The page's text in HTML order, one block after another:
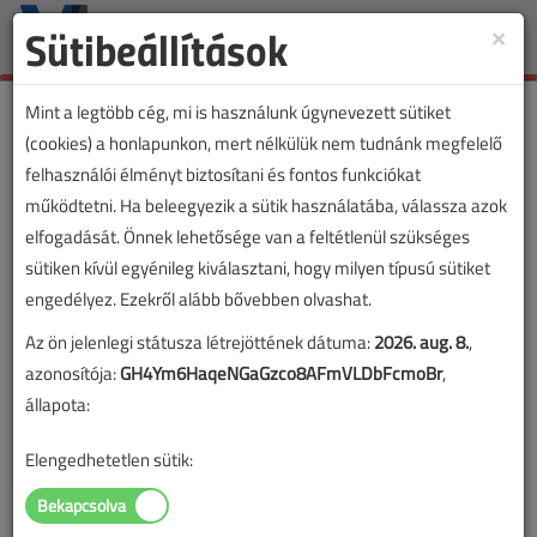
Toggle
×
Sütibeállítások
Mint a legtöbb cég, mi is használunk úgynevezett sütiket
(cookies) a honlapunkon, mert nélkülük nem tudnánk megfelelő
felhasználói élményt biztosítani és fontos funkciókat
működtetni. Ha beleegyezik a sütik használatába, válassza azok
elfogadását. Önnek lehetősége van a feltétlenül szükséges
sütiken kívül egyénileg kiválasztani, hogy milyen típusú sütiket
engedélyez. Ezekről alább bővebben olvashat.
Az ön jelenlegi státusza létrejöttének dátuma:2026. aug. 8.,
azonosítója:GH4Ym6HaqeNGaGzco8AFmVLDbFcmoBr,
állapota:
Elengedhetetlen sütik: